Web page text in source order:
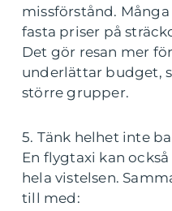
missförstånd.
fasta priser på
Det gör resan mer
underlättar budget,
större grupper.
5. Tänk helhet inte
En flygtaxi kan
hela vistelsen.
till med: